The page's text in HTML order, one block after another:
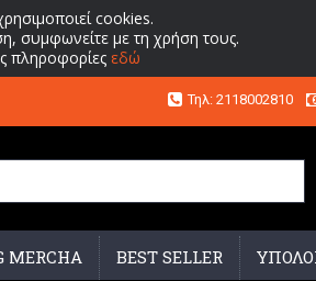
cookies.
συμφωνείτε με τη χρήση τους.
πληροφορίες εδώ
Τηλ: 2118002810
MERCHA BEST SELLER